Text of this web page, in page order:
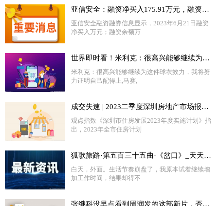
亚信安全：融资净买入175.91万元，融资余额2857.55万元（06-21） 每日关注
亚信安全融资融券信息显示，2023年6月21日融资
净买入万元；融资余额万
世界即时看！米利克：很高兴能够继续为这件球衣效力，我将努力证明自己配得上
米利克：很高兴能够继续为这件球衣效力，我将努
力证明自己配得上,马赛,
成交失速 | 2023二季度深圳房地产市场报告|每日播报
观点指数《深圳市住房发展2023年度实施计划》指
出，2023年全市住房计划
狐歌旅路·第五百三十五曲·《岔口》_天天快播
白天，外面。生活节奏崩盘了，我原本试着继续增
加工作时间，结果却得不
张继科没早点看到周润发的这部新片，否则结局可能不一样 热门